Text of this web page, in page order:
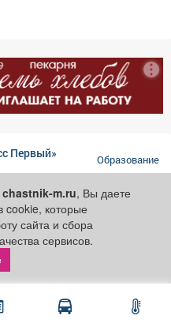
Первый» Образование
сцены до
Российского
chastnik-m.ru, Вы даете
cookie, которые
сайта и сбора
сервисов.